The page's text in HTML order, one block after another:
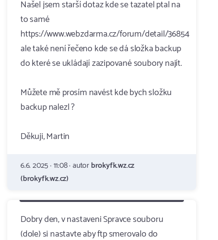
Našel jsem starší dotaz kde se tazatel ptal na
to samé
https://www.webzdarma.cz/forum/detail/36854
ale také není řečeno kde se dá složka backup
do které se ukládají zazipované soubory najít.
Můžete mě prosím navést kde bych složku
backup nalezl ?
Děkuji, Martin
6.6. 2025 · 11:08 · autorbrokyfk.wz.cz
(brokyfk.wz.cz)
Dobry den, v nastaveni Spravce souboru
(dole) si nastavte aby ftp smerovalo do